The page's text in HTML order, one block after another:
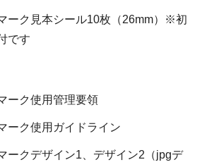
ーク見本シール10枚（26mm）※初
です
ーク使用管理要領
ーク使用ガイドライン
ークデザイン1、デザイン2（jpgデ